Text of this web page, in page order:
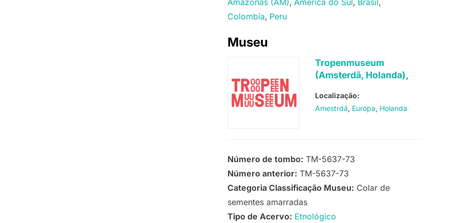
Amazonas (AM) America do Sul Brasil
Colombia Peru
Museu
Tropenmuseum
(Amsterdã, Holanda),
Localização:
Amestrdã Europa Holanda
Número de tombo: TM-5637-73
Número anterior: TM-5637-73
Categoria Classificação Museu: Colar de
sementes amarradas
Tipo de Acervo: Etnológico